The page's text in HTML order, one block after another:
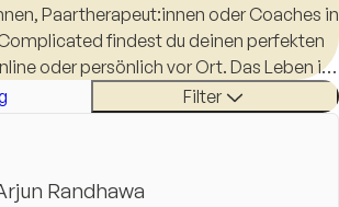
Paartherapeut:innen oder Coaches in
findest du deinen perfekten
oder persönlich vor Ort. Das Leben ist
eine:n Therapeut:in in Auroville zu
finden sollte es nicht sein.
Filter
Randhawa